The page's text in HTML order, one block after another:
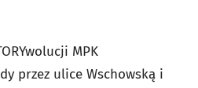
MPK
przez ulice Wschowską i